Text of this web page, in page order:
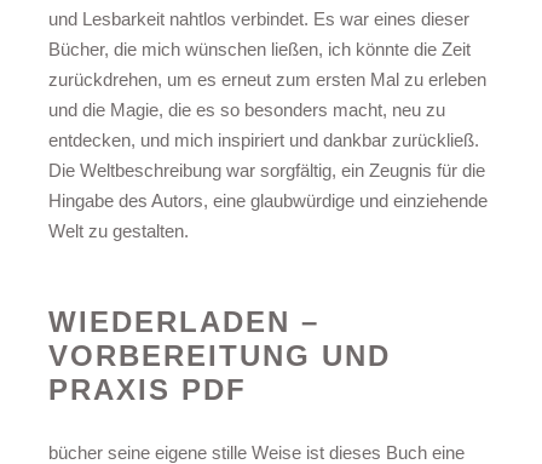
und Lesbarkeit nahtlos verbindet. Es war eines dieser
Bücher, die mich wünschen ließen, ich könnte die Zeit
zurückdrehen, um es erneut zum ersten Mal zu erleben
und die Magie, die es so besonders macht, neu zu
entdecken, und mich inspiriert und dankbar zurückließ.
Die Weltbeschreibung war sorgfältig, ein Zeugnis für die
Hingabe des Autors, eine glaubwürdige und einziehende
Welt zu gestalten.
WIEDERLADEN –
VORBEREITUNG UND
PRAXIS PDF
bücher seine eigene stille Weise ist dieses Buch eine